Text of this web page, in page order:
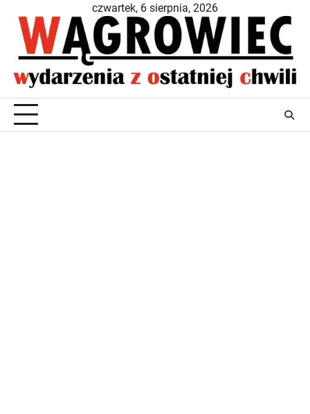
content
czwartek, 6 sierpnia, 2026